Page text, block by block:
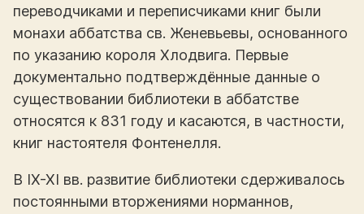
переводчиками и переписчиками книг были
монахи аббатства св. Женевьевы, основанного
по указанию короля Хлодвига. Первые
документально подтверждённые данные о
существовании библиотеки в аббатстве
относятся к 831 году и касаются, в частности,
книг настоятеля Фонтенелля.
В IX-XI вв. развитие библиотеки сдерживалось
постоянными вторжениями норманнов,